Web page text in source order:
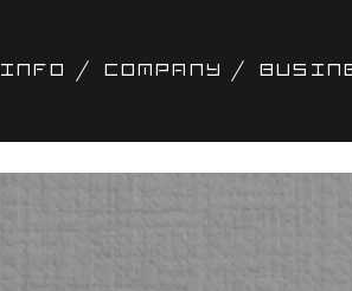
INFO COMPANY